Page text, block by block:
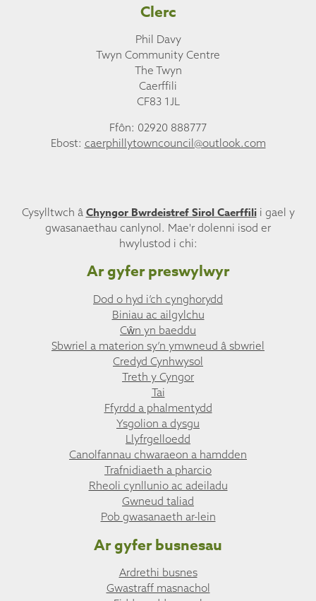
Clerc
Phil Davy
Twyn Community Centre
The Twyn
Caerffili
CF83 1JL
Ffôn: 02920 888777
Ebost: caerphillytowncouncil@outlook.com
Cysylltwch â Chyngor Bwrdeistref Sirol Caerffilii gael y
gwasanaethau canlynol. Mae'r dolenni isod er
hwylustod i chi:
Ar gyfer preswylwyr
Dod o hyd i’ch cynghorydd
Biniau ac ailgylchu
Cŵn yn baeddu
Sbwriel a materion sy’n ymwneud â sbwriel
Credyd Cynhwysol
Treth y Cyngor
Tai
Ffyrdd a phalmentydd
Ysgolion a dysgu
Llyfrgelloedd
Canolfannau chwaraeon a hamdden
Trafnidiaeth a pharcio
Rheoli cynllunio ac adeiladu
Gwneud taliad
Pob gwasanaeth ar-lein
Ar gyfer busnesau
Ardrethi busnes
Gwastraff masnachol